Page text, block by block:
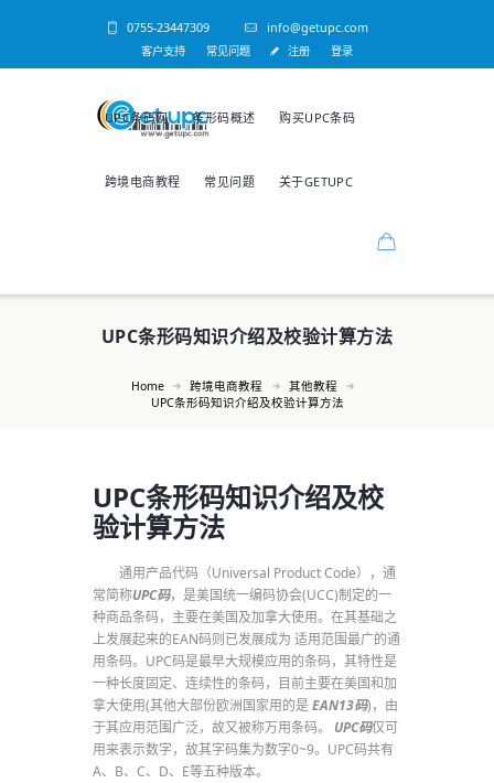
0755-23447309 info@getupc.com
客户支持 常见问题 注册 登录
UPC条码网 条形码概述 购买UPC条码
跨境电商教程 常见问题 关于GETUPC
UPC条形码知识介绍及校验计算方法
Home 跨境电商教程
其他教程
UPC条形码知识介绍及校验计算方法
UPC条形码知识介绍及校
验计算方法
通用产品代码（Universal Product Code），通
常简称UPC码，是美国统一编码协会(UCC)制定的一
种商品条码，主要在美国及加拿大使用。在其基础之
上发展起来的EAN码则已发展成为 适用范围最广的通
用条码。UPC码是最早大规模应用的条码，其特性是
一种长度固定、连续性的条码，目前主要在美国和加
拿大使用(其他大部份欧洲国家用的是EAN13码)，由
于其应用范围广泛，故又被称万用条码。 UPC码仅可
用来表示数字，故其字码集为数字0~9。UPC码共有
A、B、C、D、E等五种版本。